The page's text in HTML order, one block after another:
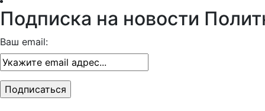
Подписка на новости
Ваш email: